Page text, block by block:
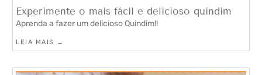
Experimente o mais fácil e delicioso quindim
Aprenda a fazer um delicioso Quindim!!
LEIA MAIS →